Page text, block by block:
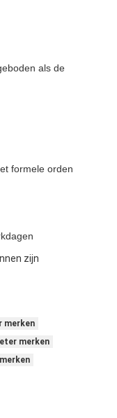
als de
formele orden
zijn
merken
merken